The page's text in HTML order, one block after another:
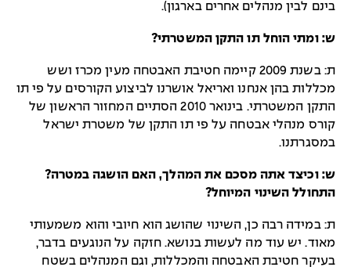
בינם לבין מנהלים אחרים בארגון).
ש: ומתי הוחל תו התקן המשטרתי?
ת: בשנת 2009 קיימה חטיבת האבטחה מעין מכרז ושש
מכללות בהן אנחנו ואריאל אושרנו לביצוע הקורסים על פי תו
התקן המשטרתי. בינואר 2010 הסתיים המחזור הראשון של
קורס מנהלי אבטחה על פי תו התקן של משטרת ישראל
במסגרתנו.
ש: וכיצד אתה מסכם את המהלך, האם הושגה במטרה?
התחולל השינוי המיוחל?
ת: במידה רבה כן, השינוי שהושג הוא חיובי והוא משמעותי
מאוד. יש עוד מה לעשות בנושא. חזקה על הנוגעים בדבר,
בעיקר חטיבת האבטחה והמכללות, וגם המנהלים בשטח